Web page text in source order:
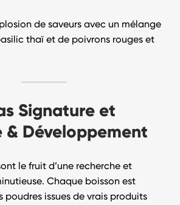
de saveurs avec un mélange
thaï et de poivrons rouges et
Signature et
& Développement
le fruit d’une recherche et
. Chaque boisson est
poudres issues de vrais produits